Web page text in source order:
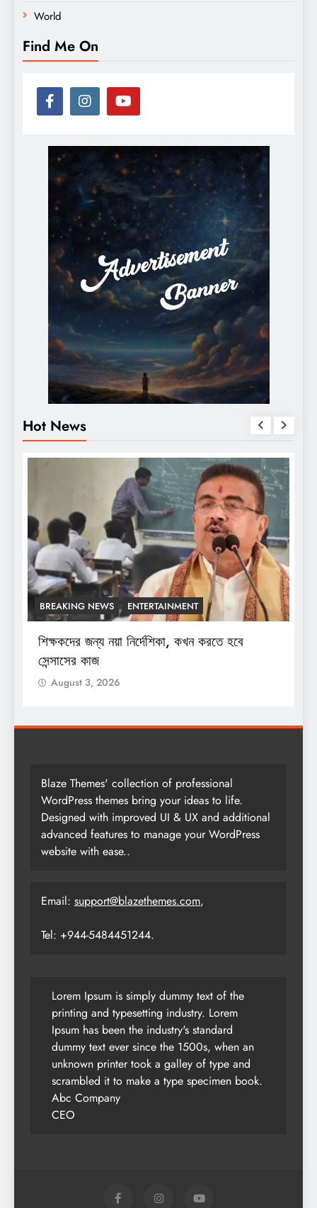
World
Find Me On
Hot News
BREAKING NEWS ENTERTAINMENT
শিক্ষকদের জন্য নয়া নির্দেশিকা, কখন করতে হবে
সেন্সাসের কাজ
August 3, 2026
Blaze Themes' collection of professional
WordPress themes bring your ideas to life.
Designed with improved UI & UX and additional
advanced features to manage your WordPress
website with ease..
Email: support@blazethemes.com,
Tel: +944-5484451244.
Lorem Ipsum is simply dummy text of the
printing and typesetting industry. Lorem
Ipsum has been the industry's standard
dummy text ever since the 1500s, when an
unknown printer took a galley of type and
scrambled it to make a type specimen book.
Abc Company
CEO